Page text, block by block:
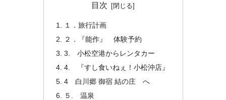
目次
１．旅行計画
２．『能作』 体験予約
3. 小松空港からレンタカー
4. 『すし食いねぇ！小松沖店』
4 白川郷 御宿 結の庄 へ
５. 温泉